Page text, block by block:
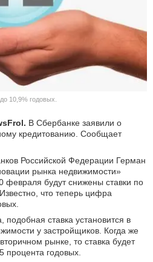
НАУКА
СПОРТ
И МОТО
БЛОГ
10,9% годовых.
В Сбербанке заявили о
кредитованию. Сообщает
Российской Федерации Герман
рынка недвижимости»
февраля будут снижены ставки по
что теперь цифра
ставка установится в
у застройщиков. Когда же
рынке, то ставка будет
процента годовых.